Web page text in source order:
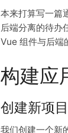
本来打算写一篇
后端分离的待办
Vue 组件与后端
构建应
创建新项目
我们创建一个新